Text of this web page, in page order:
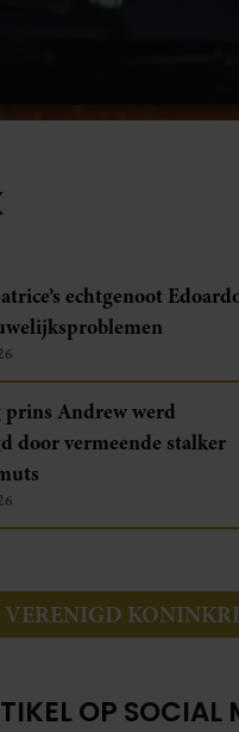
echtgenoot
Andrew werd
door vermeende stalker
VERENIGD
OP SOCIAL